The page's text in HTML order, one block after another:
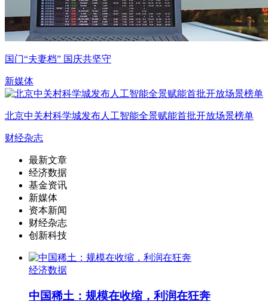
国门“夫妻档” 国庆共坚守
新媒体
北京中关村科学城发布人工智能全景赋能首批开放场景榜单
财经杂志
最新文章
经济数据
基金资讯
新媒体
资本新闻
财经杂志
创新科技
经济数据
中国稀土：规模在收缩，利润在狂奔